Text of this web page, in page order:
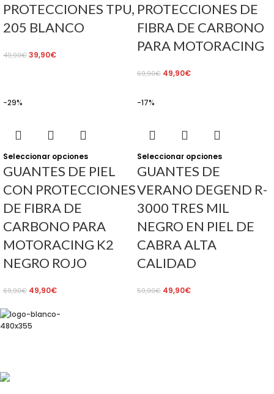
PROTECCIONES TPU,
205 BLANCO
49,90€ 39,90€
PROTECCIONES DE
FIBRA DE CARBONO
PARA MOTORACING
69,90€ 49,90€
-29%
Seleccionar opciones
GUANTES DE PIEL
CON PROTECCIONES
DE FIBRA DE
CARBONO PARA
MOTORACING K2
NEGRO ROJO
69,90€ 49,90€
-17%
Seleccionar opciones
GUANTES DE
VERANO DEGEND R-
3000 TRES MIL
NEGRO EN PIEL DE
CABRA ALTA
CALIDAD
59,90€ 49,90€